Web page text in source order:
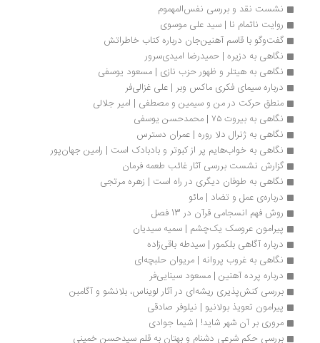
نشست نقد و بررسی نفس‌المهموم
روایت ناتمام نا | سید علی موسوی
گفت‌وگو با قاسم آهنین‌جان درباره کتاب خاطراتش
نگاهی به دزیره | حمیدرضا امیدی‌سرور
نگاهی به هیتلر و ظهور حزب نازی | مسعود یوسفی
درباره س‍ی‍م‍ای‌ ف‍ک‍ری‌ م‍اک‍س‌ وب‍ر | علی غزالی‌فر
منطق حرکت در من و سیمین و مصطفی | امیر جلالی
نگاهی به بیروت ۷۵ | محمدحسن یوسفی
نگاهی به ژنرال دلا روره | عمران دسترس
نگاهی به خواب‌هایم پر از کبوتر و بادبادک است | رامین جهان‌پور
گزارش نشست بررسی آثار غائب طعمه فرمان
نگاهی به طوفان دیگری در راه است | زهره مرتجی
درباره‌ی عمل و تضاد | مائو
روش فهم انسجامی قرآن در 13 فصل
پیرامون عروسک یک‌چشم | سمیه سیدیان
درباره آگاهی بلکمور | سیدطه باقی‌زاده
نگاهی به غروب پروانه | مریوان حلبچه‌ای
د‌‌‌‌‌رباره‌ پرده آهنین | مسعود سینایی‌فر
بررسی کنش‌پذیری ریشه‌ای در آثار لویناس، بلانشو و آگامبن
پیرامون تعویذ بولانیو | نیلوفر صادقی
مروری بر آن شهر شاید! | شیما جوادی
بررسی حکم شرعی دشنام و بهتان به قلم سیدحسن خمینی